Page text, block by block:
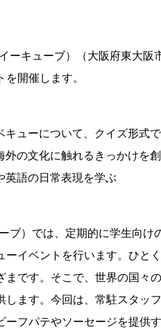
キューブ）（大阪府東大阪
を開催します。
ューについて、クイズ形式
の文化に触れるきっかけを
語の日常表現を学ぶ
）では、定期的に学生向け
イベントを行います。ひと
まです。そこで、世界の国々
します。今回は、常駐スタッ
フパテやソーセージを提供す